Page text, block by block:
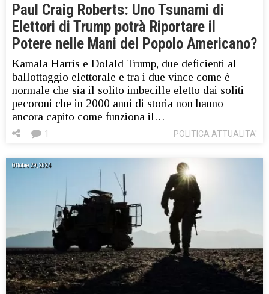
Paul Craig Roberts: Uno Tsunami di
Elettori di Trump potrà Riportare il
Potere nelle Mani del Popolo Americano?
Kamala Harris e Dolald Trump, due deficienti al
ballottaggio elettorale e tra i due vince come è
normale che sia il solito imbecille eletto dai soliti
pecoroni che in 2000 anni di storia non hanno
ancora capito come funziona il…
POLITICA ATTUALITA'
1
Ottobre 29, 2024